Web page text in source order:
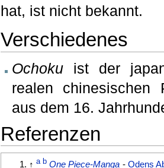
hat, ist nicht bekannt.
Verschiedenes
Ochokuist der
realen
aus dem 16.
Referenzen
↑ a b One Piece-Manga - Odens